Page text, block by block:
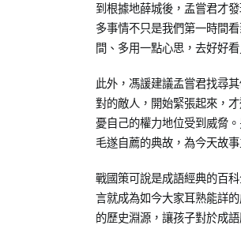
到根據地薛城後，孟嘗君才
多事情不只是我們第一時間
間、多用一點心思，去好好
此外，馮諼建議孟嘗君找尋
對的敵人，開始緊張起來，
憂自己的權力地位受到威脅
毛遂自薦的典故，為今天故
戰國策可說是成語經典的百
言就成為如今大家耳熟能詳
的歷史淵源，讓孩子對於成